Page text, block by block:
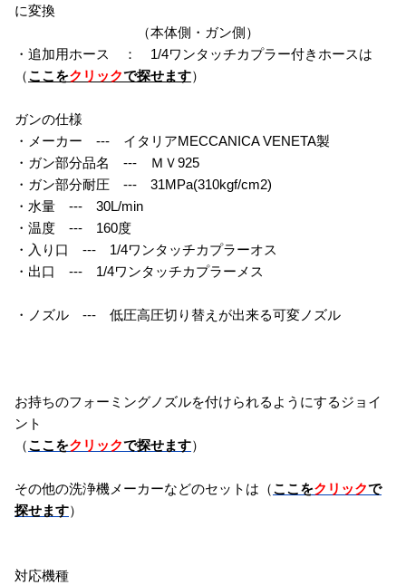
に変換
（本体側・ガン側）
・追加用ホース ： 1/4ワンタッチカプラー付きホースは
（ここをクリックで探せます）
ガンの仕様
・メーカー --- イタリアMECCANICA VENETA製
・ガン部分品名 --- ＭＶ925
・ガン部分耐圧 --- 31MPa(310kgf/cm2)
・水量 --- 30L/min
・温度 --- 160度
・入り口 --- 1/4ワンタッチカプラーオス
・出口 --- 1/4ワンタッチカプラーメス
・ノズル --- 低圧高圧切り替えが出来る可変ノズル
お持ちのフォーミングノズルを付けられるようにするジョイ
ント
（ここをクリックで探せます）
その他の洗浄機メーカーなどのセットは（ここをクリックで
探せます）
対応機種